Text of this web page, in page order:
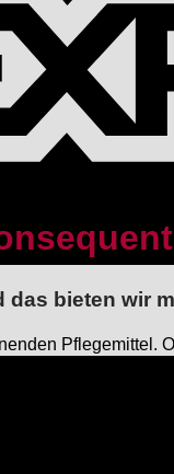
bieten wir
Pflegemittel.
oder die
Winterstiefel!
und natürlich.
lange
Linie.